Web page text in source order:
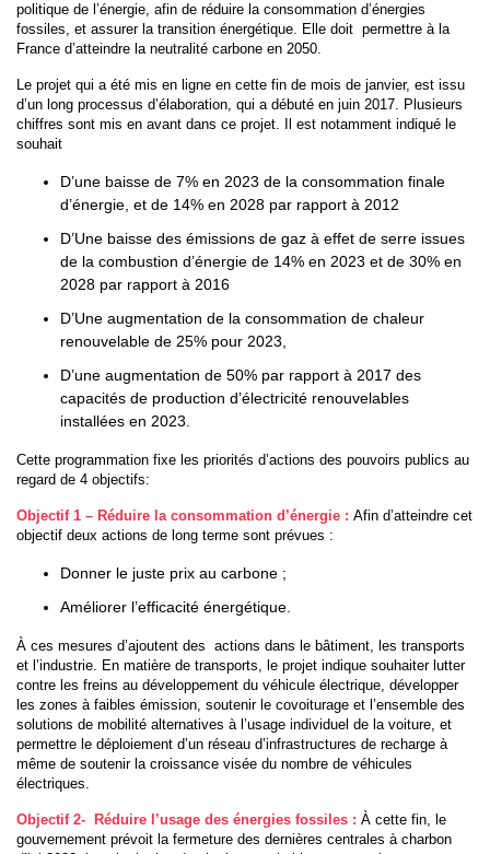
politique de l’énergie, afin de réduire la consommation d’énergies
fossiles, et assurer la transition énergétique. Elle doit permettre à la
France d’atteindre la neutralité carbone en 2050.
Le projet qui a été mis en ligne en cette fin de mois de janvier, est issu
d’un long processus d’élaboration, qui a débuté en juin 2017. Plusieurs
chiffres sont mis en avant dans ce projet. Il est notamment indiqué le
souhait
D’une baisse de 7% en 2023 de la consommation finale
d’énergie, et de 14% en 2028 par rapport à 2012
D’Une baisse des émissions de gaz à effet de serre issues
de la combustion d’énergie de 14% en 2023 et de 30% en
2028 par rapport à 2016
D’Une augmentation de la consommation de chaleur
renouvelable de 25% pour 2023,
D’une augmentation de 50% par rapport à 2017 des
capacités de production d’électricité renouvelables
installées en 2023.
Cette programmation fixe les priorités d’actions des pouvoirs publics au
regard de 4 objectifs:
Objectif 1 – Réduire la consommation d’énergie : Afin d’atteindre cet
objectif deux actions de long terme sont prévues :
Donner le juste prix au carbone ;
Améliorer l’efficacité énergétique.
À ces mesures d’ajoutent des actions dans le bâtiment, les transports
et l’industrie. En matière de transports, le projet indique souhaiter lutter
contre les freins au développement du véhicule électrique, développer
les zones à faibles émission, soutenir le covoiturage et l’ensemble des
solutions de mobilité alternatives à l’usage individuel de la voiture, et
permettre le déploiement d’un réseau d’infrastructures de recharge à
même de soutenir la croissance visée du nombre de véhicules
électriques.
Objectif 2- Réduire l’usage des énergies fossiles : À cette fin, le
gouvernement prévoit la fermeture des dernières centrales à charbon